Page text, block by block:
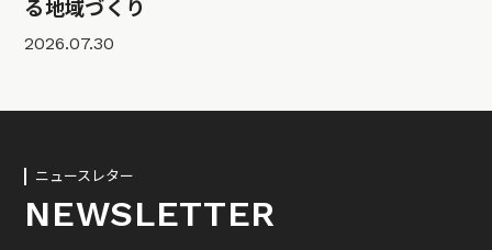
る地域づくり
2026.07.30
ニュースレター
NEWSLETTER